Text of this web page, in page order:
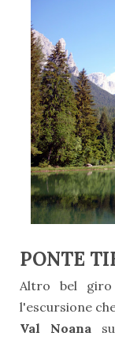
PONTE
Altro bel
l'escursione
Val Noana